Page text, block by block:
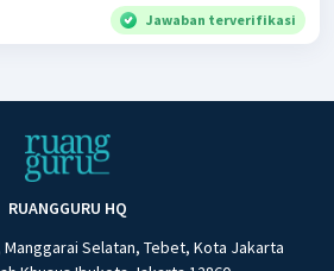
Jawaban terverifikasi
RUANGGURU HQ
Manggarai Selatan, Tebet, Kota Jakarta